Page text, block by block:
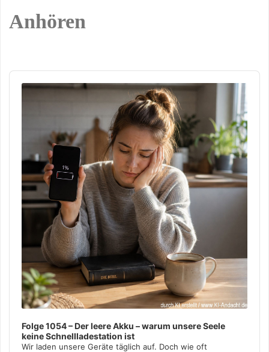
Anhören
Audio
Player
Folge 1054 – Der leere Akku – warum unsere Seele
keine Schnellladestation ist
Wir laden unsere Geräte täglich auf. Doch wie oft